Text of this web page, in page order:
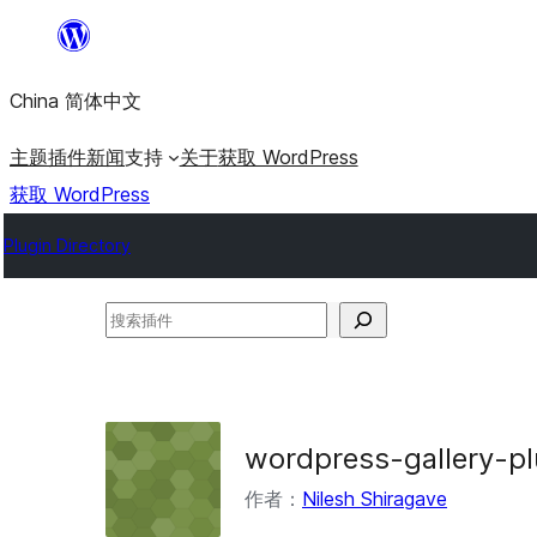
内
容
China 简体中文
主题插件新闻支持 关于获取 WordPress
获取 WordPress
Plugin Directory
搜
件
wordpress-gallery-
作者： Nilesh Shiragave